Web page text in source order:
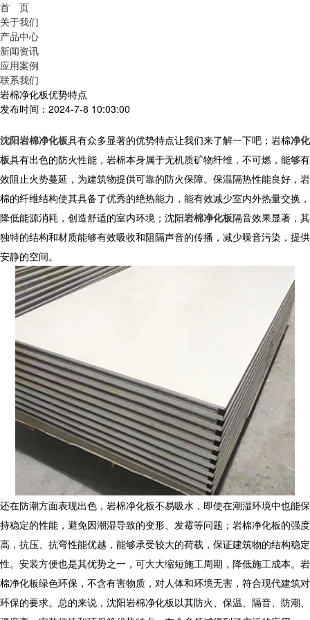
首 页
关于我们
产品中心
新闻资讯
应用案例
联系我们
岩棉净化板优势特点
发布时间：2024-7-8 10:03:00
沈阳岩棉净化板具有众多显著的优势特点让我们来了解一下吧；岩棉净化
板具有出色的防火性能，岩棉本身属于无机质矿物纤维，不可燃，能够有
效阻止火势蔓延，为建筑物提供可靠的防火保障。保温隔热性能良好，岩
棉的纤维结构使其具备了优秀的绝热能力，能有效减少室内外热量交换，
降低能源消耗，创造舒适的室内环境；沈阳岩棉净化板隔音效果显著，其
独特的结构和材质能够有效吸收和阻隔声音的传播，减少噪音污染，提供
安静的空间。
还在防潮方面表现出色，岩棉净化板不易吸水，即使在潮湿环境中也能保
持稳定的性能，避免因潮湿导致的变形、发霉等问题；岩棉净化板的强度
高，抗压、抗弯性能优越，能够承受较大的荷载，保证建筑物的结构稳定
性。安装方便也是其优势之一，可大大缩短施工周期，降低施工成本。岩
棉净化板绿色环保，不含有害物质，对人体和环境无害，符合现代建筑对
环保的要求。总的来说，沈阳岩棉净化板以其防火、保温、隔音、防潮、